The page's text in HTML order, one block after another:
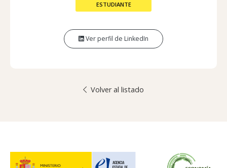
ESTUDIANTE
Ver perfil de LinkedIn
Volver al listado